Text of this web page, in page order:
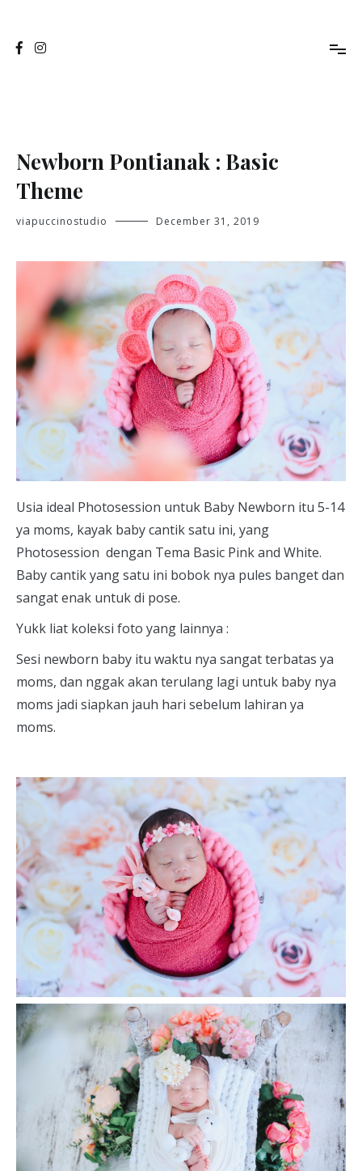
content
Newborn Pontianak : Basic
Theme
viapuccinostudio December 31, 2019
Usia ideal Photosession untuk Baby Newborn itu 5-14
ya moms, kayak baby cantik satu ini, yang
Photosession dengan Tema Basic Pink and White.
Baby cantik yang satu ini bobok nya pules banget dan
sangat enak untuk di pose.
Yukk liat koleksi foto yang lainnya :
Sesi newborn baby itu waktu nya sangat terbatas ya
moms, dan nggak akan terulang lagi untuk baby nya
moms jadi siapkan jauh hari sebelum lahiran ya
moms.